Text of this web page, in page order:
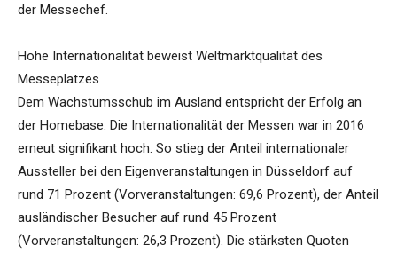
der Messechef.
Hohe Internationalität beweist Weltmarktqualität des
Messeplatzes
Dem Wachstumsschub im Ausland entspricht der Erfolg an
der Homebase. Die Internationalität der Messen war in 2016
erneut signifikant hoch. So stieg der Anteil internationaler
Aussteller bei den Eigenveranstaltungen in Düsseldorf auf
rund 71 Prozent (Vorveranstaltungen: 69,6 Prozent), der Anteil
ausländischer Besucher auf rund 45 Prozent
(Vorveranstaltungen: 26,3 Prozent). Die stärksten Quoten